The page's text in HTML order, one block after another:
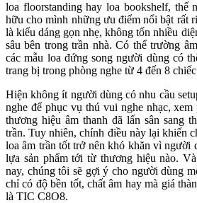
loa floorstanding hay loa bookshelf, thế
hữu cho mình những ưu điểm nổi bật rất
là kiểu dáng gọn nhẹ, không tốn nhiều
sâu bên trong trần nhà. Có thể trường
các mẫu loa đứng song người dùng có
trang bị trong phòng nghe từ 4 đến 8
Hiện không ít người dùng có nhu cầu
nghe để phục vụ thú vui nghe nhạc,
thương hiệu âm thanh đã lấn sân sang
trần. Tuy nhiên, chính điều này lại khiến
loa âm trần tốt trở nên khó khăn vì người
lựa sản phẩm tới từ thương hiệu nào.
nay, chúng tôi sẽ gợi ý cho người dùng
chỉ có độ bền tốt, chất âm hay mà giá
là TIC C8O8.